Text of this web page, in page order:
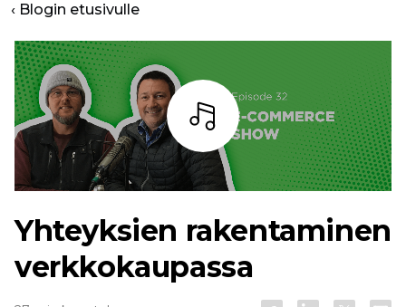
‹ Blogin etusivulle
Kuuntele
Yhteyksien rakentaminen
verkkokaupassa